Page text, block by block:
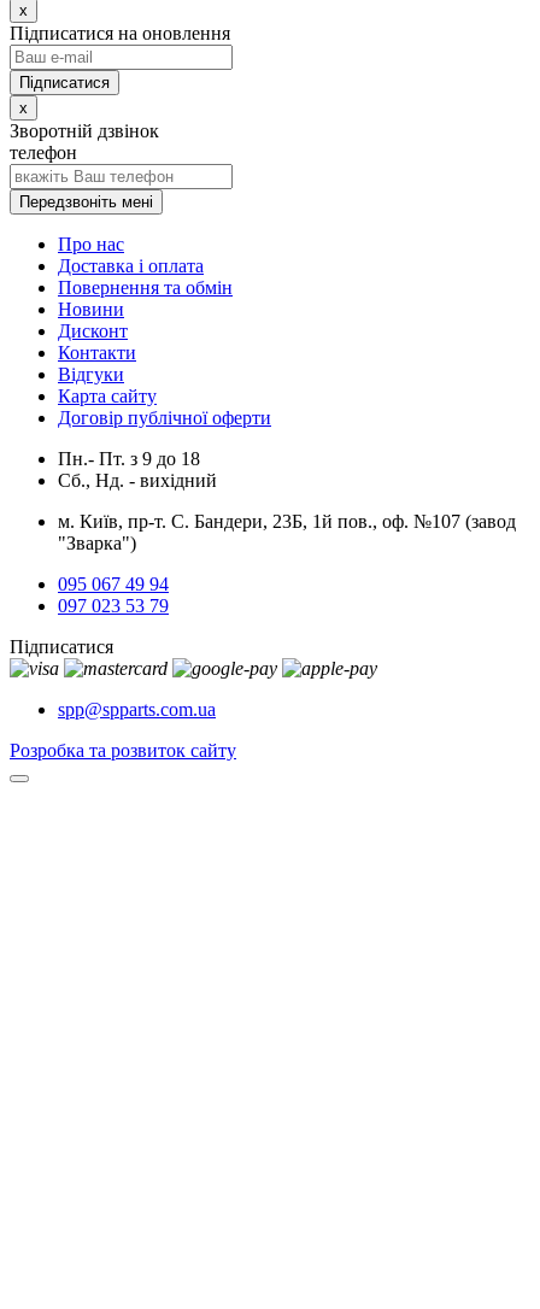
x
Підписатися на оновлення
x
Зворотній дзвінок
телефон
Передзвоніть мені
Про нас
Доставка і оплата
Повернення та обмін
Новини
Дисконт
Контакти
Відгуки
Карта сайту
Договір публічної оферти
Пн.- Пт. з 9 до 18
Сб., Нд. - вихідний
м. Київ, пр-т. С. Бандери, 23Б, 1й пов., оф. №107 (завод
"Зварка")
095 067 49 94
097 023 53 79
Підписатися
spp@spparts.com.ua
Розробка та розвиток сайту